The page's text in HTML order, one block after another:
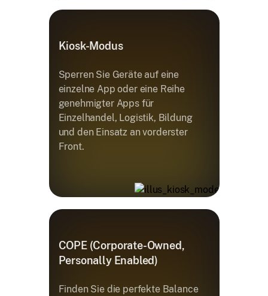
Kiosk-Modus
Sperren Sie Geräte auf eine
einzelne App oder eine Reihe
genehmigter Apps für
Einzelhandel, Logistik, Bildung
und den Einsatz an vorderster
Front.
COPE (Corporate-Owned,
Personally Enabled)
Finden Sie die perfekte Balance